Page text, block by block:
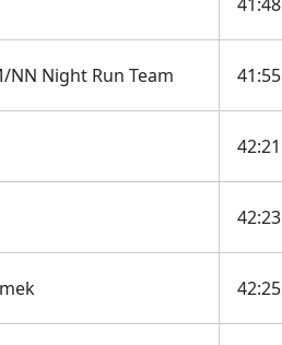
NN Night Run Team 41:55
42:21
42:23
42:25